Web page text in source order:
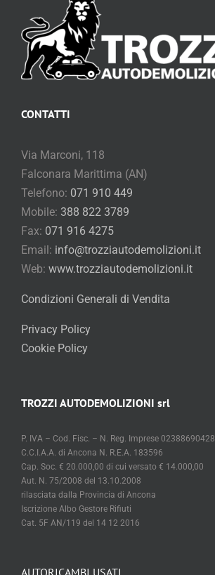
CONTATTI
Via Marconi, 118
Falconara Marittima (AN)
Telefono: 071 910 449
Mobile: 388 822 3789
Fax: 071 916 4275
Email: info@trozziautodemolizioni.it
Web: www.trozziautodemolizioni.it
Condizioni Generali di Vendita
Privacy Policy
Cookie Policy
TROZZI AUTODEMOLIZIONI srl
P. IVA – Cod. Fisc. – N. Reg. Imprese 02388690428
C.C.I.A.A. di Ancona N. R.E.A. 183596
Cap. Soc. € 20.000,00 di cui versato € 14.000,00
Aut. N. 75/2008 del 13.10.2008
rilasciata dalla Provincia di Ancona
Iscrizione Albo Gestore Rifiuti
Cat. 5F AN/119 del 14 12 2016